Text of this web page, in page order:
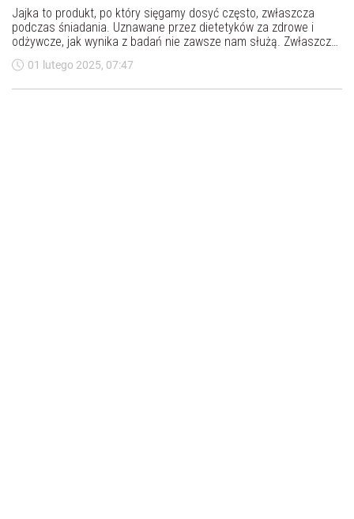
Jajka to produkt, po który sięgamy dosyć często, zwłaszcza
podczas śniadania. Uznawane przez dietetyków za zdrowe i
odżywcze, jak wynika z badań nie zawsze nam służą. Zwłaszcza
serwowane w jeden z najpopularniejszych sposobów. Lepiej z
tego dania zrezygnować. O czym dokładnie jest mowa?
01 lutego 2025, 07:47